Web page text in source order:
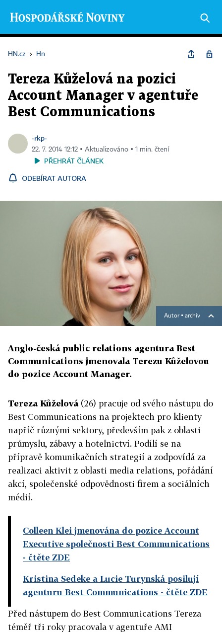
HN.cz › Hn
Tereza Kůželová na pozici
Account Manager v agentuře
Best Communications
-rkp-
22. 7. 2014 12:12 ▪ Aktualizováno ▪ 1 min. čtení
PŘEHRÁT ČLÁNEK
ODEBÍRAT AUTORA
Autor ▪ archiv
Anglo-česká public relations agentura Best
Communications jmenovala Terezu Kůželovou
do pozice Account Manager.
Tereza Kůželová(26) pracuje od svého nástupu do
Best Communications na projektech pro klienty
napříč různými sektory, především pak z oblasti
průmyslu, zábavy a hotelnictví. Podílí se na
přípravě komunikačních strategií a zodpovídá za
realizaci aktivit z oblasti media relations, pořádání
akcí, společenské odpovědnosti firem a sociálních
médií.
Colleen Klei jmenována do pozice Account
Executive společnosti Best Communications
- čtěte ZDE
Kristina Sedeke a Lucie Turynská posilují
agenturu Best Communications - čtěte ZDE
Před nástupem do Best Communications Tereza
téměř tři roky pracovala v agentuře AMI